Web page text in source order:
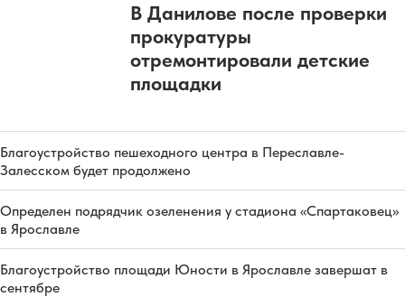
В Данилове после проверки
прокуратуры
отремонтировали детские
площадки
Благоустройство пешеходного центра в Переславле-
Залесском будет продолжено
Определен подрядчик озеленения у стадиона «Спартаковец»
в Ярославле
Благоустройство площади Юности в Ярославле завершат в
сентябре